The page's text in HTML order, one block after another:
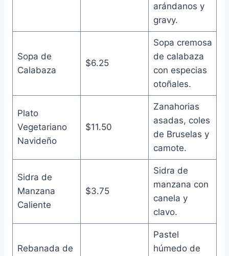
arándanos y
gravy.
Sopa de
Calabaza
$6.25
Sopa cremosa
de calabaza
con especias
otoñales.
Plato
Vegetariano
Navideño
$11.50
Zanahorias
asadas, coles
de Bruselas y
camote.
Sidra de
Manzana
Caliente
$3.75
Sidra de
manzana con
canela y
clavo.
Rebanada de
Pastel
húmedo de